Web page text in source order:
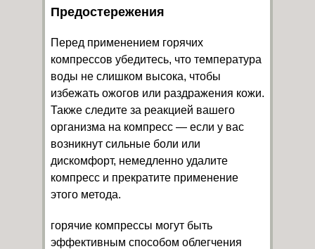
Предостережения
Перед применением горячих
компрессов убедитесь, что температура
воды не слишком высока, чтобы
избежать ожогов или раздражения кожи.
Также следите за реакцией вашего
организма на компресс — если у вас
возникнут сильные боли или
дискомфорт, немедленно удалите
компресс и прекратите применение
этого метода.
горячие компрессы могут быть
эффективным способом облегчения